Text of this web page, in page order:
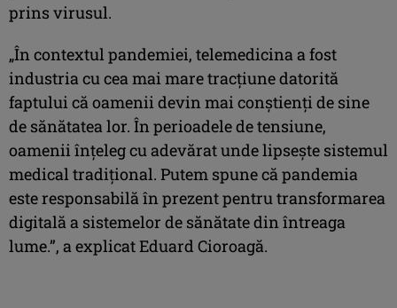
prins virusul.
„În contextul pandemiei, telemedicina a fost
industria cu cea mai mare tracțiune datorită
faptului că oamenii devin mai conștienți de sine
de sănătatea lor. În perioadele de tensiune,
oamenii înțeleg cu adevărat unde lipsește sistemul
medical tradițional. Putem spune că pandemia
este responsabilă în prezent pentru transformarea
digitală a sistemelor de sănătate din întreaga
lume.”, a explicat Eduard Cioroagă.